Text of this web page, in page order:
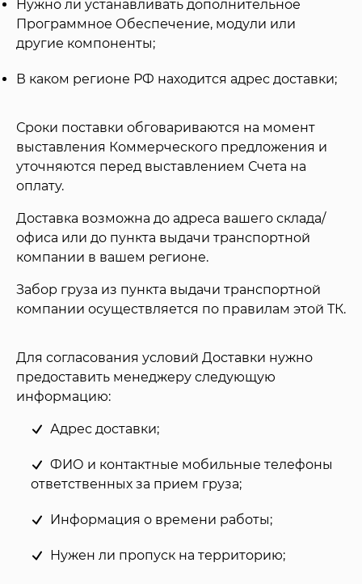
Нужно ли устанавливать дополнительное
Программное Обеспечение, модули или
другие компоненты;
В каком регионе РФ находится адрес доставки;
Сроки поставки обговариваются на момент
выставления Коммерческого предложения и
уточняются перед выставлением Счета на
оплату.
Доставка возможна до адреса вашего склада/
офиса или до пункта выдачи транспортной
компании в вашем регионе.
Забор груза из пункта выдачи транспортной
компании осуществляется по правилам этой ТК.
Для согласования условий Доставки нужно
предоставить менеджеру следующую
информацию:
Адрес доставки;
ФИО и контактные мобильные телефоны
ответственных за прием груза;
Информация о времени работы;
Нужен ли пропуск на территорию;